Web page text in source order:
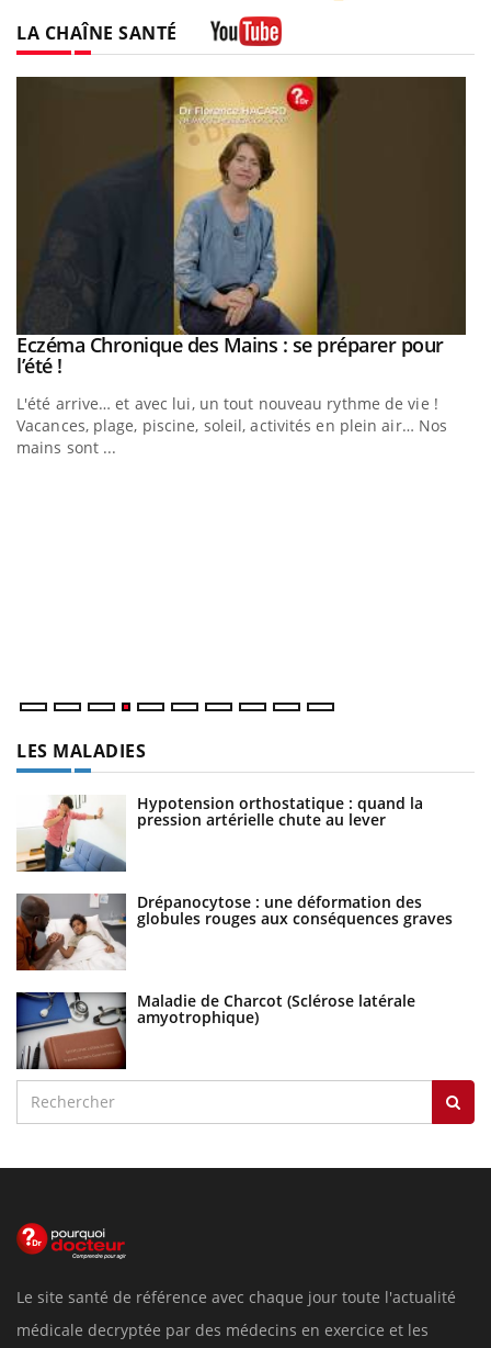
LA CHAÎNE SANTÉ
Youtube
Eczéma Chronique des Mains : se préparer pour
l’été !Youtube
L'été arrive… et avec lui, un tout nouveau rythme de vie !
Vacances, plage, piscine, soleil, activités en plein air… Nos
mains sont ...
LES MALADIES
Hypotension orthostatique : quand la
pression artérielle chute au lever
Drépanocytose : une déformation des
globules rouges aux conséquences graves
Maladie de Charcot (Sclérose latérale
amyotrophique)
Le site santé de référence avec chaque jour toute l'actualité
médicale decryptée par des médecins en exercice et les